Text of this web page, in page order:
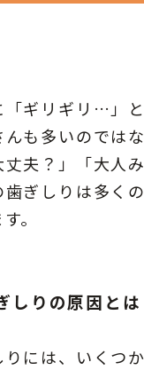
ギリギリ…」
も多いのでは
丈夫？」「大人
ぎしりは多く
。
しりの原因とは
には、いくつ